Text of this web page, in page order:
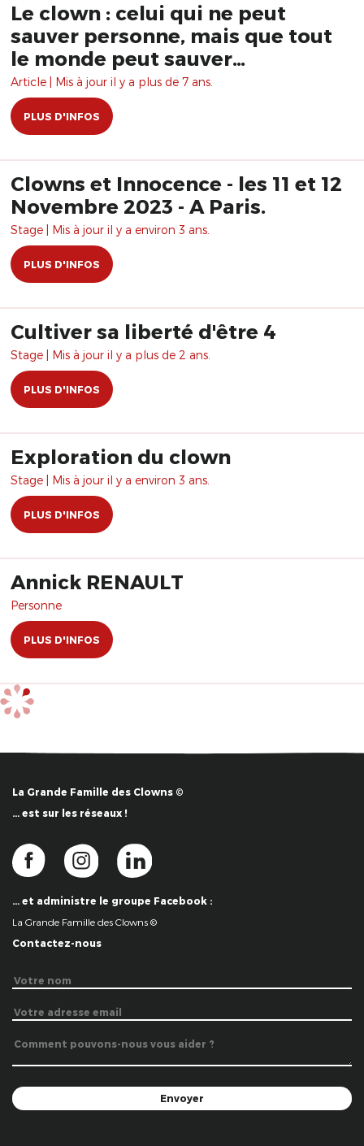
Le clown : celui qui ne peut
sauver personne, mais que tout
le monde peut sauver…
Article | Mis à jour il y a plus de 7 ans.
PLUS D'INFOS
Clowns et Innocence - les 11 et 12
Novembre 2023 - A Paris.
Stage | Mis à jour il y a environ 3 ans.
PLUS D'INFOS
Cultiver sa liberté d'être 4
Stage | Mis à jour il y a plus de 2 ans.
PLUS D'INFOS
Exploration du clown
Stage | Mis à jour il y a environ 3 ans.
PLUS D'INFOS
Annick RENAULT
Personne
PLUS D'INFOS
La Grande Famille des Clowns ©
… est sur les réseaux !
… et administre le groupe Facebook :
La Grande Famille des Clowns ©
Contactez-nous